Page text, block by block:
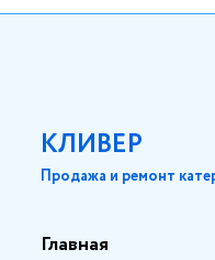
КЛИВЕР
Продажа и ремонт
Главная